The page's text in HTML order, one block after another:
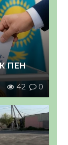
ПЕН
42 0